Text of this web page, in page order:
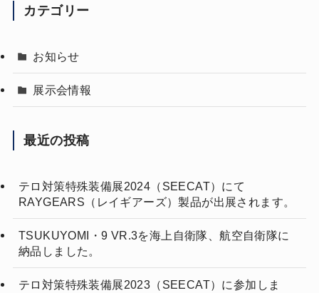
カテゴリー
お知らせ
展示会情報
最近の投稿
テロ対策特殊装備展2024（SEECAT）にて
RAYGEARS（レイギアーズ）製品が出展されます。
TSUKUYOMI・9 VR.3を海上自衛隊、航空自衛隊に
納品しました。
テロ対策特殊装備展2023（SEECAT）に参加しま